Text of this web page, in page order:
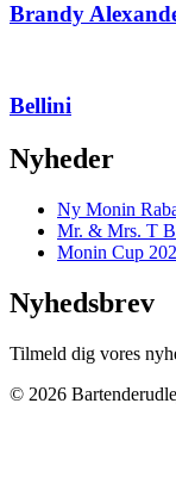
Brandy
Bellini
Nyheder
Ny Monin
Mr. & Mrs. T
Monin Cup
Nyhedsbrev
Tilmeld dig vores
© 2026